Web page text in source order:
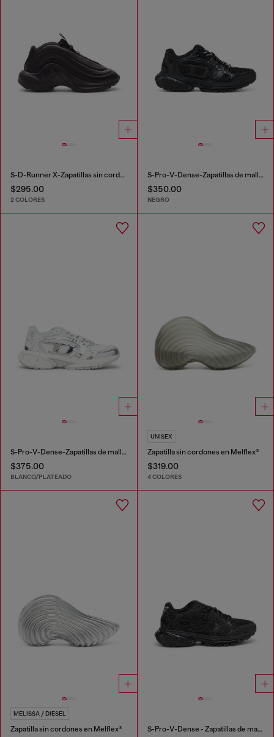
S-D-Runner X-Zapatillas sin cordones con empeine Oval D mate
$295.00
2 COLORES
S-Pro-V-Dense-Zapatillas de malla monocromática con logotipo Oval D
$350.00
NEGRO
S-Pro-V-Dense-Zapatillas de malla metálica con logotipo Oval D
$375.00
BLANCO/PLATEADO
UNISEX
Zapatilla sin cordones en Melflex®
$319.00
4 COLORES
MELISSA / DIESEL
Zapatilla sin cordones en Melflex® S-Pro-V-Dense - Zapatillas de malla con cristales